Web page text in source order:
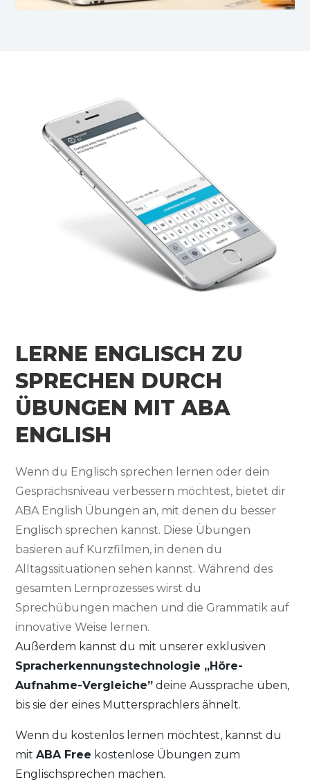
LERNE ENGLISCH ZU
SPRECHEN DURCH
ÜBUNGEN MIT ABA
ENGLISH
Wenn du Englisch sprechen lernen oder dein
Gesprächsniveau verbessern möchtest, bietet dir
ABA English Übungen an, mit denen du besser
Englisch sprechen kannst. Diese Übungen
basieren auf Kurzfilmen, in denen du
Alltagssituationen sehen kannst. Während des
gesamten Lernprozesses wirst du
Sprechübungen machen und die Grammatik auf
innovative Weise lernen.
Außerdem kannst du mit unserer exklusiven
Spracherkennungstechnologie „Höre-
Aufnahme-Vergleiche” deine Aussprache üben,
bis sie der eines Muttersprachlers ähnelt.
Wenn du kostenlos lernen möchtest, kannst du
mitABA Free kostenlose Übungen zum
Englischsprechen machen.